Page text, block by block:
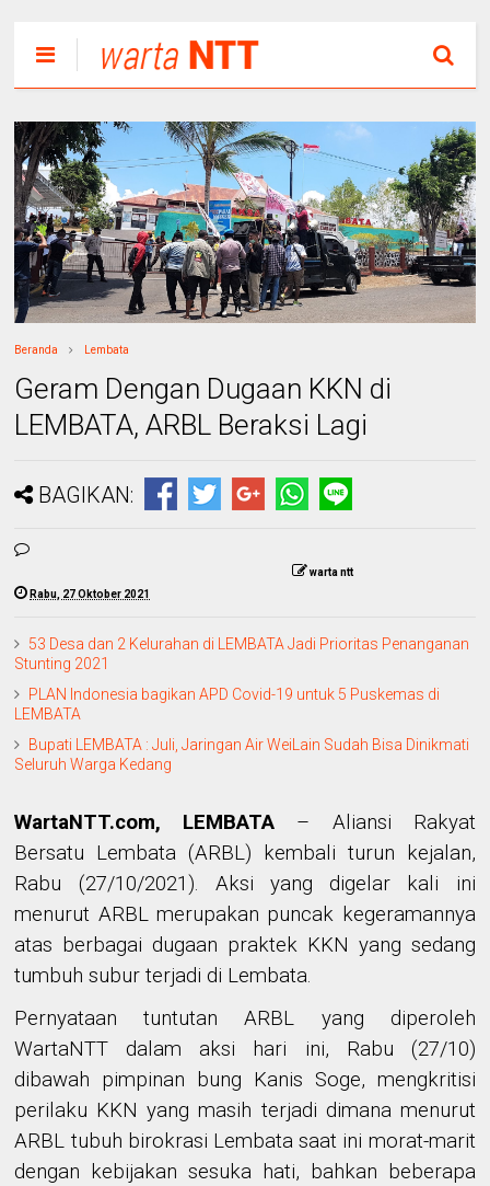
Beranda Lembata
Geram Dengan Dugaan KKN di
LEMBATA, ARBL Beraksi Lagi
BAGIKAN:
warta ntt
Rabu, 27 Oktober 2021
53 Desa dan 2 Kelurahan di LEMBATA Jadi Prioritas Penanganan
Stunting 2021
PLAN Indonesia bagikan APD Covid-19 untuk 5 Puskemas di
LEMBATA
Bupati LEMBATA : Juli, Jaringan Air WeiLain Sudah Bisa Dinikmati
Seluruh Warga Kedang
WartaNTT.com, LEMBATA – Aliansi Rakyat
Bersatu Lembata (ARBL) kembali turun kejalan,
Rabu (27/10/2021). Aksi yang digelar kali ini
menurut ARBL merupakan puncak kegeramannya
atas berbagai dugaan praktek KKN yang sedang
tumbuh subur terjadi di Lembata.
Pernyataan tuntutan ARBL yang diperoleh
WartaNTT dalam aksi hari ini, Rabu (27/10)
dibawah pimpinan bung Kanis Soge, mengkritisi
perilaku KKN yang masih terjadi dimana menurut
ARBL tubuh birokrasi Lembata saat ini morat-marit
dengan kebijakan sesuka hati, bahkan beberapa